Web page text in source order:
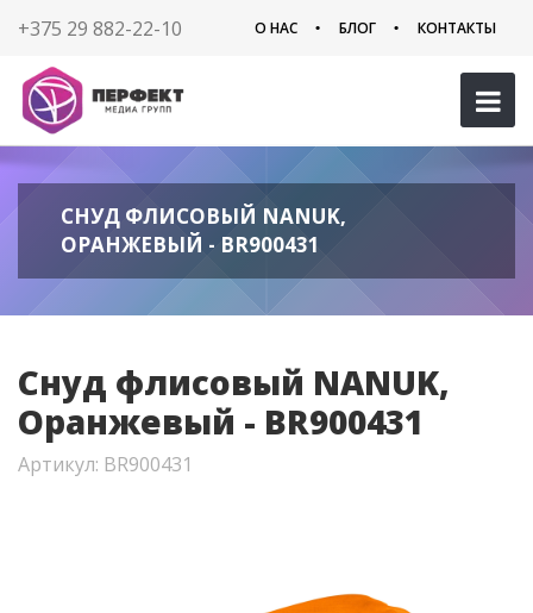
+375 29 882-22-10 О НАС БЛОГ КОНТАКТЫ
СНУД ФЛИСОВЫЙ NANUK,
ОРАНЖЕВЫЙ - BR900431
Снуд флисовый NANUK,
Оранжевый - BR900431
Артикул: BR900431